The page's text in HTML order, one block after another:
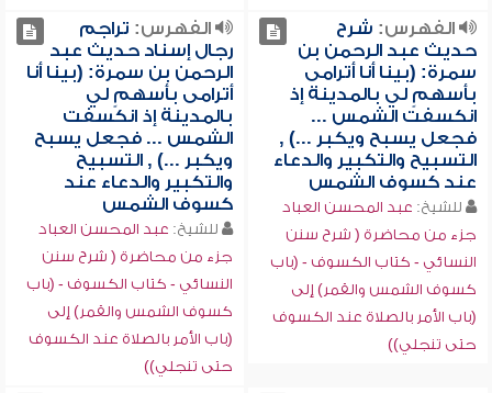
الفهرس: شرح
حديث عبد الرحمن بن
سمرة: (بينا أنا أترامى
بأسهمٍ لي بالمدينة إذ
انكسفت الشمس ...
فجعل يسبح ويكبر ...) ,
التسبيح والتكبير والدعاء
عند كسوف الشمس
للشيخ: عبد المحسن العباد
جزء من محاضرة ( شرح سنن
النسائي - كتاب الكسوف - (باب
كسوف الشمس والقمر) إلى
(باب الأمر بالصلاة عند الكسوف
حتى تنجلي))
الفهرس: تراجم
رجال إسناد حديث عبد
الرحمن بن سمرة: (بينا أنا
أترامى بأسهمٍ لي
بالمدينة إذ انكسفت
الشمس ... فجعل يسبح
ويكبر ...) , التسبيح
والتكبير والدعاء عند
كسوف الشمس
للشيخ: عبد المحسن العباد
جزء من محاضرة ( شرح سنن
النسائي - كتاب الكسوف - (باب
كسوف الشمس والقمر) إلى
(باب الأمر بالصلاة عند الكسوف
حتى تنجلي))